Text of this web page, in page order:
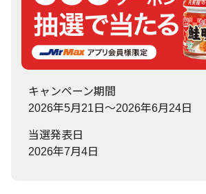
キャンペーン期間
2026年5月21日～2026年6月24日
当選発表日
2026年7月4日